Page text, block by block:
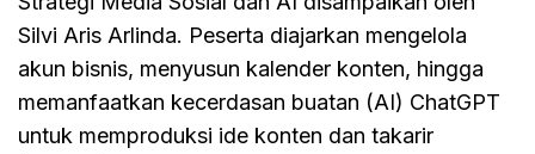
Silvi Aris Arlinda. Peserta diajarkan mengelola
akun bisnis, menyusun kalender konten, hingga
memanfaatkan kecerdasan buatan (AI) ChatGPT
untuk memproduksi ide konten dan takarir